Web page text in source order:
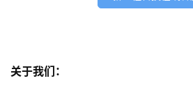
发
关于我们：